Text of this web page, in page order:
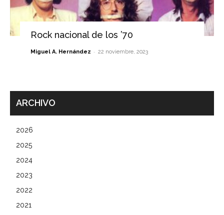
Rock nacional de los ’70
Miguel A. Hernández - 22 noviembre, 2023
ARCHIVO
2026
2025
2024
2023
2022
2021